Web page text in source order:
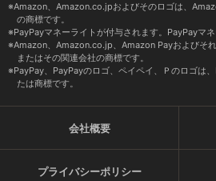
Amazon、Amazon.co.jpおよびそのロゴは、
の商標です。
PayPayマネーライトが付与されます。PayPayマ
Amazon、Amazon.co.jp、Amazon Payおよびそ
またはその関連会社の商標です。
PayPay、PayPayのロゴ、ペイペイ、Ｐのロゴは
たは商標です。
会社概要
プライバシーポリシー